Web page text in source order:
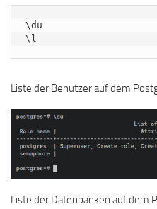
\du
\l
Liste der Benutzer auf dem
Liste der Datenbanken auf dem